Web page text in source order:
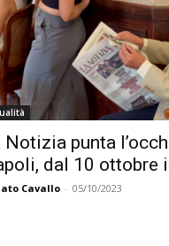
Notizia punta
dal 10 ottobre
Cavallo - 05/10/2023